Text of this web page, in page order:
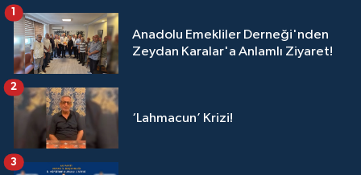
Anadolu Emekliler Derneği'nden
Zeydan Karalar'a Anlamlı Ziyaret!
1
‘Lahmacun’ Krizi!
2
3